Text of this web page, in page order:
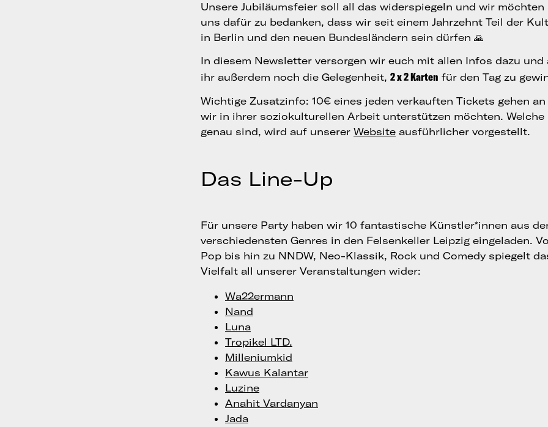
Unsere Jubiläumsfeier soll all das widerspiegeln und wir möchten
uns dafür zu bedanken, dass wir seit einem Jahrzehnt Teil der
in Berlin und den neuen Bundesländern sein dürfen 🙏
In diesem Newsletter versorgen wir euch mit allen Infos dazu und
ihr außerdem noch die Gelegenheit, 2 x 2 Karten für den Tag zu
Wichtige Zusatzinfo: 10€ eines jeden verkauften Tickets gehen an
wir in ihrer soziokulturellen Arbeit unterstützen möchten. Welche
genau sind, wird auf unserer Website ausführlicher vorgestellt.
Das Line-Up
Für unsere Party haben wir 10 fantastische Künstler*innen aus
verschiedensten Genres in den Felsenkeller Leipzig eingeladen.
Pop bis hin zu NNDW, Neo-Klassik, Rock und Comedy spiegelt
Vielfalt all unserer Veranstaltungen wider:
Wa22ermann
Nand
Luna
Tropikel LTD.
Milleniumkid
Kawus Kalantar
Luzine
Anahit Vardanyan
Jada